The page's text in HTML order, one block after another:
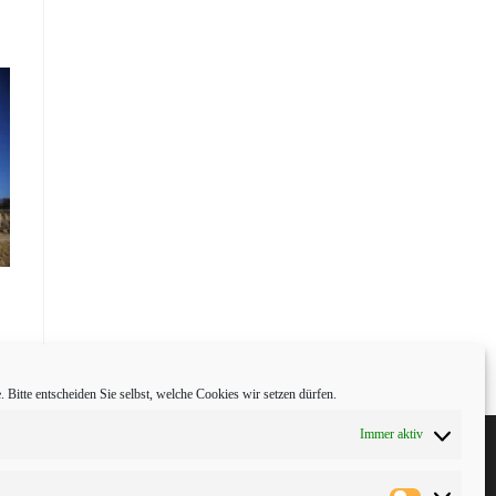
Bitte entscheiden Sie selbst, welche Cookies wir setzen dürfen.
Immer aktiv